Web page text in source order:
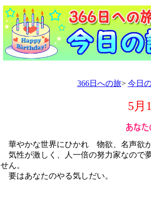
366日への旅> 今日
5月
華やかな世界にひかれ 物欲、名声欲が
気性が激しく、人一倍の努力家なので
せん。
要はあなたのやる気しだい。